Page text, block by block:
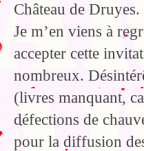
Château de Druyes.
Je m’en viens à
accepter cette
nombreux.
(livres manquant,
défections de
pour la diffusion